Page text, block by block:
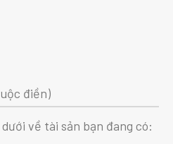
điền)
về tài sản bạn đang có: